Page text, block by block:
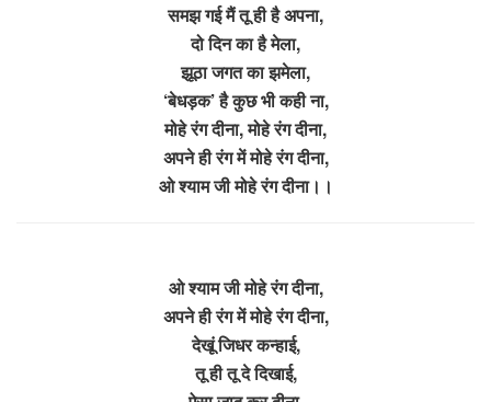
समझ गई मैं तू ही है अपना,
दो दिन का है मेला,
झूठा जगत का झमेला,
‘बेधड़क’ है कुछ भी कही ना,
मोहे रंग दीना, मोहे रंग दीना,
अपने ही रंग में मोहे रंग दीना,
ओ श्याम जी मोहे रंग दीना।।
ओ श्याम जी मोहे रंग दीना,
अपने ही रंग में मोहे रंग दीना,
देखूं जिधर कन्हाई,
तू ही तू दे दिखाई,